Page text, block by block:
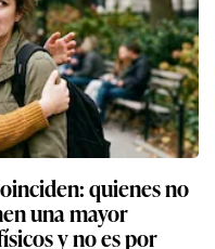
quienes no
una mayor
y no es por